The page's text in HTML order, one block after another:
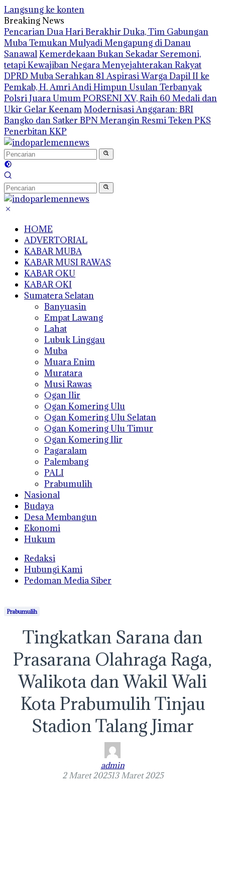
Langsung ke konten
Breaking News
Pencarian Dua Hari Berakhir Duka, Tim Gabungan
Muba Temukan Mulyadi Mengapung di Danau
SanawalKemerdekaan Bukan Sekadar Seremoni,
tetapi Kewajiban Negara Menyejahterakan Rakyat
DPRD Muba Serahkan 81 Aspirasi Warga Dapil II ke
Pemkab, H. Amri Andi Himpun Usulan Terbanyak
Polsri Juara Umum PORSENI XV, Raih 60 Medali dan
Ukir Gelar KeenamModernisasi Anggaran: BRI
Bangko dan Satker BPN Merangin Resmi Teken PKS
Penerbitan KKP
HOME
ADVERTORIAL
KABAR MUBA
KABAR MUSI RAWAS
KABAR OKU
KABAR OKI
Sumatera Selatan
Banyuasin
Empat Lawang
Lahat
Lubuk Linggau
Muba
Muara Enim
Muratara
Musi Rawas
Ogan Ilir
Ogan Komering Ulu
Ogan Komering Ulu Selatan
Ogan Komering Ulu Timur
Ogan Komering Ilir
Pagaralam
Palembang
PALI
Prabumulih
Nasional
Budaya
Desa Membangun
Ekonomi
Hukum
Redaksi
Hubungi Kami
Pedoman Media Siber
Prabumulih
Tingkatkan Sarana dan
Prasarana Olahraga Raga,
Walikota dan Wakil Wali
Kota Prabumulih Tinjau
Stadion Talang Jimar
admin
2 Maret 202513 Maret 2025